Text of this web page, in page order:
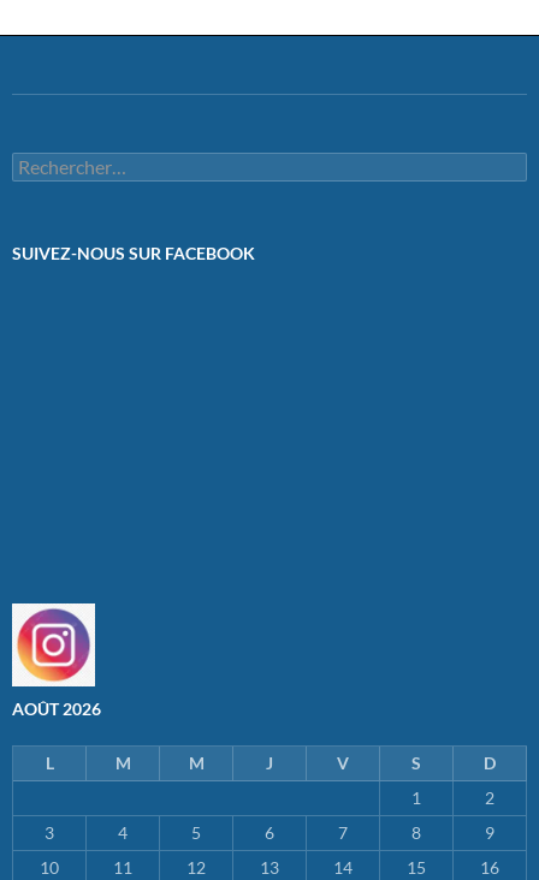
Rechercher :
SUIVEZ-NOUS SUR FACEBOOK
AOÛT 2026
L M M J V S
D
1
2
3
4 5 6 7 8
9
10
11 12 13 14 15 16